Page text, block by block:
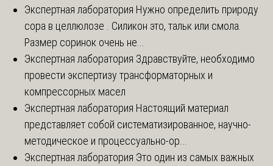
Экспертная лаборатория Нужно определить природу
сора в целлюлозе . Силикон это, тальк или смола.
Размер соринок очень не...
Экспертная лаборатория Здравствуйте, необходимо
провести экспертизу трансформаторных и
компрессорных масел
Экспертная лаборатория Настоящий материал
представляет собой систематизированное, научно-
методическое и процессуально-ор...
Экспертная лаборатория Это один из самых важных